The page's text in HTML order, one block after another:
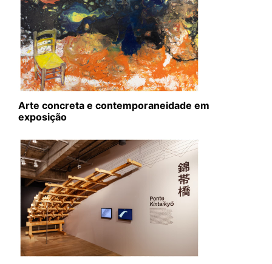
Arte concreta e contemporaneidade em
exposição